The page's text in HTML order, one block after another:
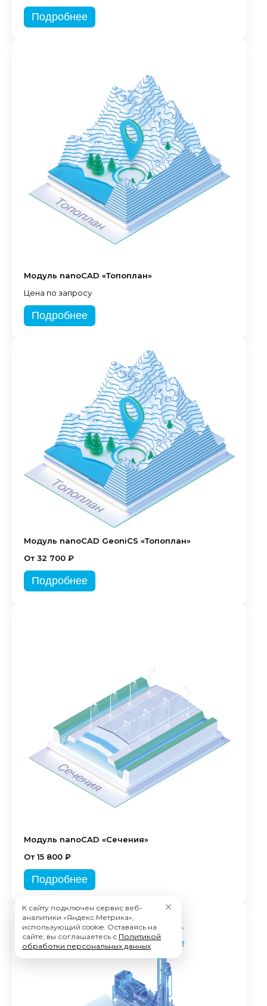
Подробнее
Модуль nanoCAD «Топоплан»
Цена по запросу
Подробнее
Модуль nanoCAD GeoniCS «Топоплан»
От 32 700 ₽
Подробнее
Модуль nanoCAD «Сечения»
От 15 800 ₽
Подробнее
К сайту подключен сервис веб-
аналитики «Яндекс.Метрика»,
использующий cookie. Оставаясь на
сайте, вы соглашаетесь с Политикой
обработки персональных данных.
✕